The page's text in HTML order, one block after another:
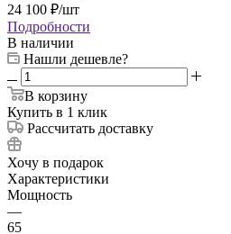
24 100 ₽/шт
Подробности
В наличии
Нашли дешевле?
В корзину
Купить в 1 клик
Рассчитать доставку
Хочу в подарок
Характеристики
Мощность
—
65